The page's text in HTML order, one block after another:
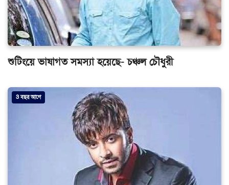
শুটিংয়ে ভাষাগত সমস্যা হয়েছে- চঞ্চল চৌধুরী
3 বছর আগে